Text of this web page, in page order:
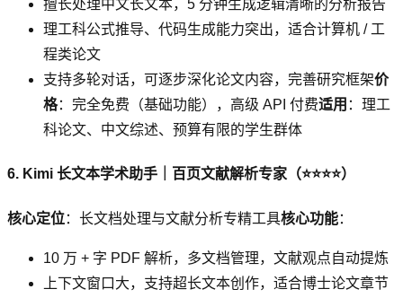
擅长处理中文长文本，5 分钟生成逻辑清晰的分析报告
理工科公式推导、代码生成能力突出，适合计算机 / 工
程类论文
支持多轮对话，可逐步深化论文内容，完善研究框架价
格：完全免费（基础功能），高级 API 付费适用 ：理工
科论文、中文综述、预算有限的学生群体
6. Kimi 长文本学术助手｜百页文献解析专家（⭐⭐⭐⭐）
核心定位：长文档处理与文献分析专精工具核心功能：
10 万 + 字 PDF 解析，多文档管理，文献观点自动提炼
上下文窗口大，支持超长文本创作，适合博士论文章节